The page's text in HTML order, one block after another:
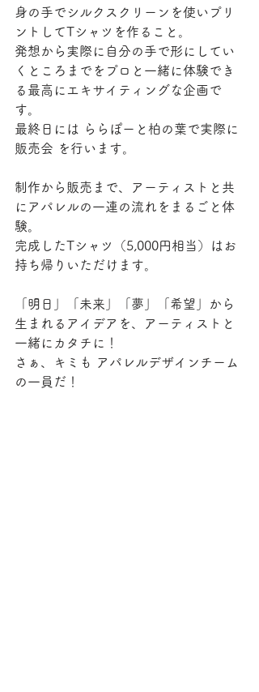
身の手でシルクスクリーンを使いプリ
ントしてTシャツを作ること。
発想から実際に自分の手で形にしてい
くところまでをプロと一緒に体験でき
る最高にエキサイティングな企画で
す。
最終日には ららぽーと柏の葉で実際に
販売会 を行います。
制作から販売まで、アーティストと共
にアパレルの一連の流れをまるごと体
験。
完成したTシャツ（5,000円相当）はお
持ち帰りいただけます。
「明日」「未来」「夢」「希望」から
生まれるアイデアを、アーティストと
一緒にカタチに！
さぁ、キミも アパレルデザインチーム
の一員だ！